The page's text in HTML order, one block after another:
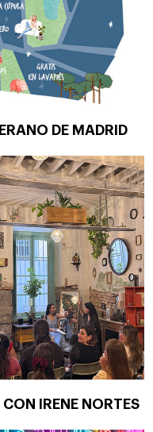
DE MADRID
IRENE NORTES